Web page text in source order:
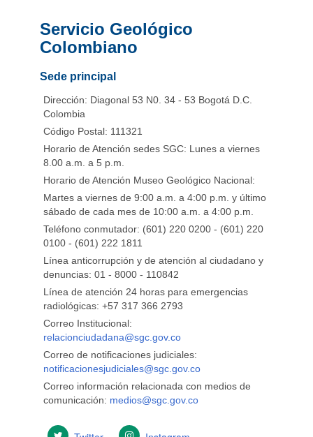
Servicio Geológico
Colombiano
Sede principal
Dirección: Diagonal 53 N0. 34 - 53 Bogotá D.C.
Colombia
Código Postal: 111321
Horario de Atención sedes SGC: Lunes a viernes
8.00 a.m. a 5 p.m.
Horario de Atención Museo Geológico Nacional:
Martes a viernes de 9:00 a.m. a 4:00 p.m. y último
sábado de cada mes de 10:00 a.m. a 4:00 p.m.
Teléfono conmutador: (601) 220 0200 - (601) 220
0100 - (601) 222 1811
Línea anticorrupción y de atención al ciudadano y
denuncias: 01 - 8000 - 110842
Línea de atención 24 horas para emergencias
radiológicas: +57 ​317 366 2793
Correo Institucional:
relacionciudadana@sgc.gov.co
Correo de notificaciones judiciales:
notificacionesjudiciales@sgc.gov.co
Correo información relacionada con medios de
comunicación: medios@sgc.gov.co